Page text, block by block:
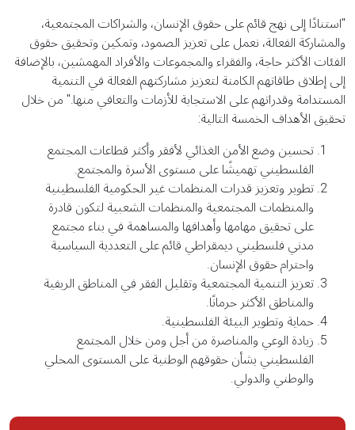
"استنادًا إلى نهج قائم على حقوق الإنسان، والشراكات المجتمعية،
والمشاركة الفعالة، نعمل على تعزيز الصمود، وتمكين وتحقيق حقوق
الفئات الأكثر حاجة، والفقراء والمجموعات والأفراد المهمشين، بالإضافة
إلى إطلاق طاقاتهم الكامنة لتعزيز مشاركتهم الفعالة في التنمية
المستدامة وقدراتهم على الاستجابة للأزمات والتعافي منها." من خلال
تحقيق الأهداف الخمسة التالية:
تحسين وضع الأمن الغذائي لأفقر وأكثر قطاعات المجتمع
الفلسطيني تهميشًا على مستوى الأسرة والمجتمع.
تطوير وتعزيز قدرات المنظمات غير الحكومية الفلسطينية
والمنظمات المجتمعية والمنظمات الشعبية لتكون قادرة
على تحقيق مهامها وأهدافها والمساهمة في بناء مجتمع
مدني فلسطيني ديمقراطي قائم على التعددية السياسية
واحترام حقوق الإنسان.
تعزيز التنمية المجتمعية وتقليل الفقر في المناطق الريفية
والمناطق الأكثر حرمانًا.
حماية وتطوير البيئة الفلسطينية.
زيادة الوعي والمناصرة من أجل ومن خلال المجتمع
الفلسطيني بشأن حقوقهم الوطنية على المستوى المحلي
والوطني والدولي.